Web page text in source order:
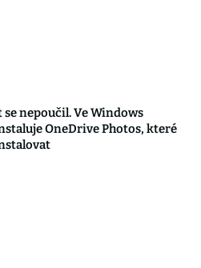
nepoučil. Ve Windows
OneDrive Photos, které